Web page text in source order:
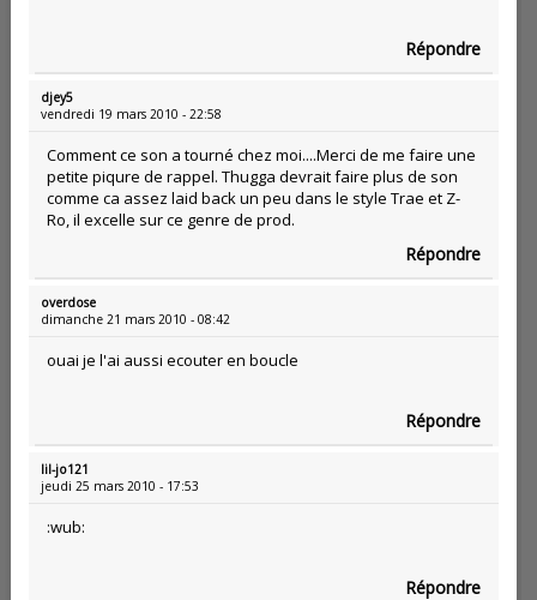
Répondre
djey5
vendredi 19 mars 2010 - 22:58
Comment ce son a tourné chez moi....Merci de me faire une
petite piqure de rappel. Thugga devrait faire plus de son
comme ca assez laid back un peu dans le style Trae et Z-
Ro, il excelle sur ce genre de prod.
Répondre
overdose
dimanche 21 mars 2010 - 08:42
ouai je l'ai aussi ecouter en boucle
Répondre
lil-jo121
jeudi 25 mars 2010 - 17:53
:wub:
Répondre